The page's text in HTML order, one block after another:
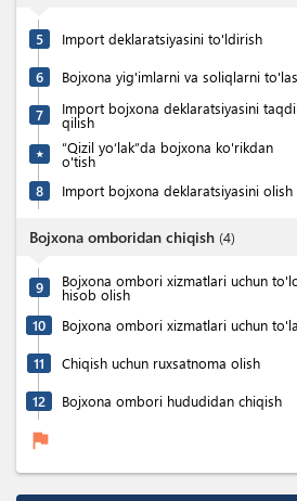
5 Import deklaratsiyasini to'ldirish
6 Bojxona yig'imlarni va soliqlarni
7 Import bojxona deklaratsiyasini
qilish
★ “Qizil yo‘lak”da bojxona ko'rikdan
o'tish
8 Import bojxona deklaratsiyasini olish
Bojxona omboridan chiqish (4)
9 Bojxona ombori xizmatlari uchun
hisob olish
10
Bojxona ombori xizmatlari uchun
11 Chiqish uchun ruxsatnoma olish
12 Bojxona ombori hududidan chiqish
flag